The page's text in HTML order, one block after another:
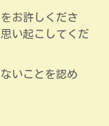
お許しくださ
い起こしてくだ
いことを認め